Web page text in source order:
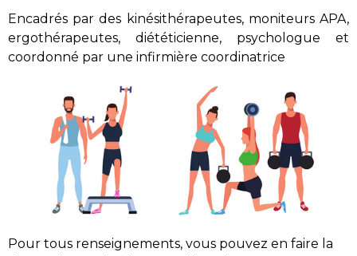
Encadrés par des kinésithérapeutes, moniteurs APA,
ergothérapeutes, diététicienne, psychologue et
coordonné par une infirmière coordinatrice
Pour tous renseignements, vous pouvez en faire la